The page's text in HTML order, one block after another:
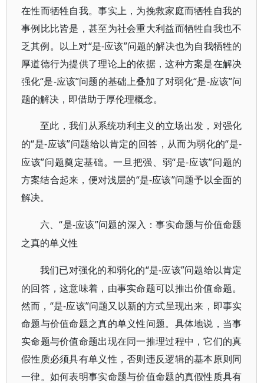
在性而牺牲自我。事实上，为挽救家庭而牺牲自我的
事例比比皆是，甚至为社会重大利益而牺牲自我也不
乏其例。以上对“是-应该”问题的解决也为自我牺牲的
厚道德行为提供了理论上的依据，这种方案是在解决
强化“是-应该”问题的基础上叠加了对弱化“是-应该”问
题的解决，即借助于厚伦理概念。
至此，我们从系统功利主义的立场出发，对强化
的“是-应该”问题给以肯定的回答，从而为弱化的“是-
应该”问题奠定基础。一旦把强、弱“是-应该”问题的
方案结合起来，便对浅层的“是-应该”问题予以全面的
解决。
六、“是-应该”问题的深入：事实命题与价值命题
之真的单义性
我们已对强化的和弱化的“是-应该”问题给以肯定
的回答，这意味着，由事实命题可以推出价值命题。
然而，“是-应该”问题又以新的方式呈现出来，即事实
命题与价值命题之真的单义性问题。具体地说，当事
实命题与价值命题出现在同一推理过程中，它们的真
假性质必须具有单义性，否则违反逻辑的基本原则同
一律。如何表明事实命题与价值命题的真假性质具有